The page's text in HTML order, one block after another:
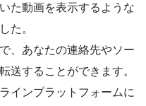
た動画を表示するような
た。
、あなたの連絡先やソー
送することができます。
インプラットフォームに